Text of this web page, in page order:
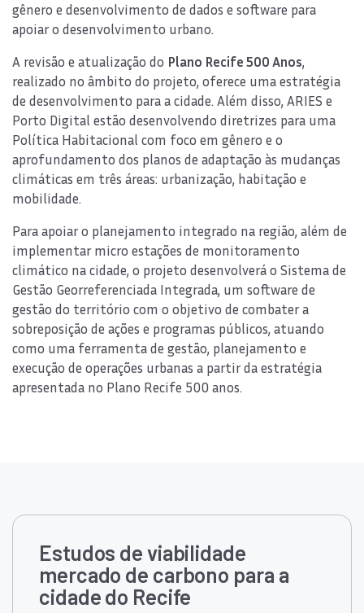
gênero e desenvolvimento de dados e software para
apoiar o desenvolvimento urbano.
A revisão e atualização do Plano Recife 500 Anos,
realizado no âmbito do projeto, oferece uma estratégia
de desenvolvimento para a cidade. Além disso, ARIES e
Porto Digital estão desenvolvendo diretrizes para uma
Política Habitacional com foco em gênero e o
aprofundamento dos planos de adaptação às mudanças
climáticas em três áreas: urbanização, habitação e
mobilidade.
Para apoiar o planejamento integrado na região, além de
implementar micro estações de monitoramento
climático na cidade, o projeto desenvolverá o Sistema de
Gestão Georreferenciada Integrada, um software de
gestão do território com o objetivo de combater a
sobreposição de ações e programas públicos, atuando
como uma ferramenta de gestão, planejamento e
execução de operações urbanas a partir da estratégia
apresentada no Plano Recife 500 anos.
Estudos de viabilidade
mercado de carbono para a
cidade do Recife